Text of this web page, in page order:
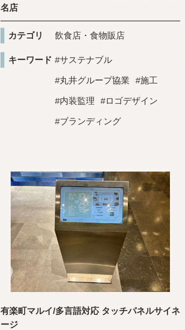
名店
カテゴリ 飲食店・食物販店
キーワード #サステナブル
#丸井グループ協業 #施工
#内装監理 #ロゴデザイン
#ブランディング
有楽町マルイ/多言語対応 タッチパネルサイネ
ージ